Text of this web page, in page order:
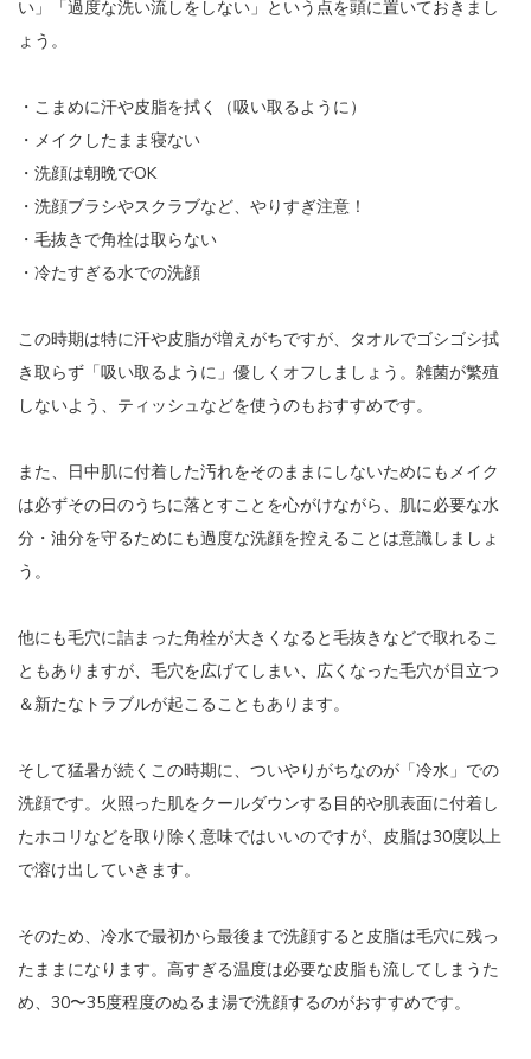
い」「過度な洗い流しをしない」という点を頭に置いておきまし
ょう。
・こまめに汗や皮脂を拭く（吸い取るように）
・メイクしたまま寝ない
・洗顔は朝晩でOK
・洗顔ブラシやスクラブなど、やりすぎ注意！
・毛抜きで角栓は取らない
・冷たすぎる水での洗顔
この時期は特に汗や皮脂が増えがちですが、タオルでゴシゴシ拭
き取らず「吸い取るように」優しくオフしましょう。雑菌が繁殖
しないよう、ティッシュなどを使うのもおすすめです。
また、日中肌に付着した汚れをそのままにしないためにもメイク
は必ずその日のうちに落とすことを心がけながら、肌に必要な水
分・油分を守るためにも過度な洗顔を控えることは意識しましょ
う。
他にも毛穴に詰まった角栓が大きくなると毛抜きなどで取れるこ
ともありますが、毛穴を広げてしまい、広くなった毛穴が目立つ
＆新たなトラブルが起こることもあります。
そして猛暑が続くこの時期に、ついやりがちなのが「冷水」での
洗顔です。火照った肌をクールダウンする目的や肌表面に付着し
たホコリなどを取り除く意味ではいいのですが、皮脂は30度以上
で溶け出していきます。
そのため、冷水で最初から最後まで洗顔すると皮脂は毛穴に残っ
たままになります。高すぎる温度は必要な皮脂も流してしまうた
め、30〜35度程度のぬるま湯で洗顔するのがおすすめです。